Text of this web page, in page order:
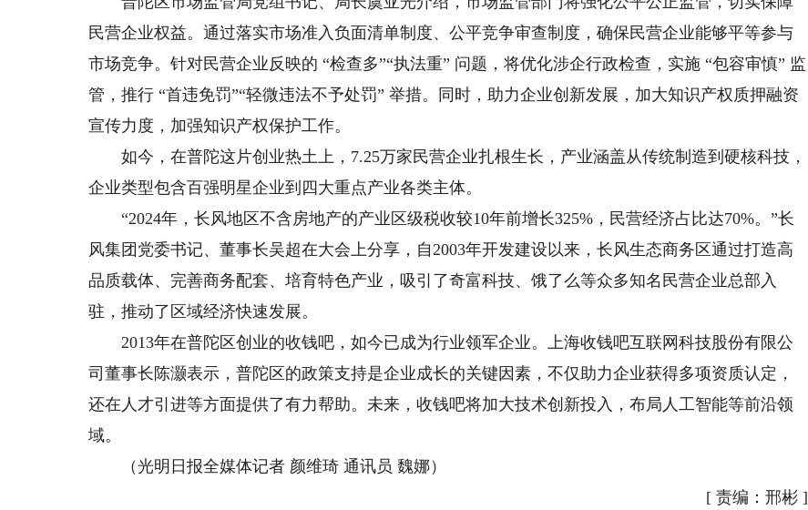
民营企业权益。通过落实市场准入负面清单制度、公平竞争审查制度，确保民营企业能够平等参与
市场竞争。针对民营企业反映的 “检查多”“执法重” 问题，将优化涉企行政检查，实施 “包容审慎” 监
管，推行 “首违免罚”“轻微违法不予处罚” 举措。同时，助力企业创新发展，加大知识产权质押融资
宣传力度，加强知识产权保护工作。
如今，在普陀这片创业热土上，7.25万家民营企业扎根生长，产业涵盖从传统制造到硬核科技，
企业类型包含百强明星企业到四大重点产业各类主体。
“2024年，长风地区不含房地产的产业区级税收较10年前增长325%，民营经济占比达70%。”长
风集团党委书记、董事长吴超在大会上分享，自2003年开发建设以来，长风生态商务区通过打造高
品质载体、完善商务配套、培育特色产业，吸引了奇富科技、饿了么等众多知名民营企业总部入
驻，推动了区域经济快速发展。
2013年在普陀区创业的收钱吧，如今已成为行业领军企业。上海收钱吧互联网科技股份有限公
司董事长陈灏表示，普陀区的政策支持是企业成长的关键因素，不仅助力企业获得多项资质认定，
还在人才引进等方面提供了有力帮助。未来，收钱吧将加大技术创新投入，布局人工智能等前沿领
域。
（光明日报全媒体记者 颜维琦 通讯员 魏娜）
[ 责编：邢彬]